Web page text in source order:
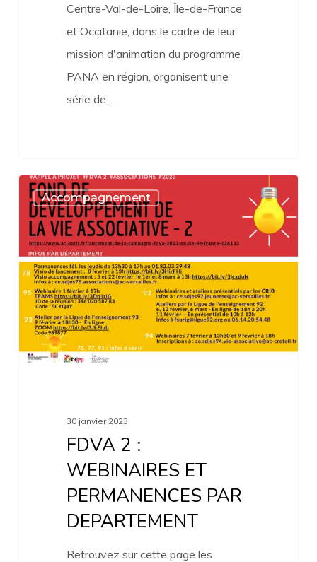
Centre-Val-de-Loire, Île-de-France
et Occitanie, dans le cadre de leur
mission d'animation du programme
PANA en région, organisent une
série de…
FDVA
WEBINAIRES
ET
PERMANENCES
PAR
DEPARTEMENT
Accompagnement
30 janvier 2023
FDVA 2 :
WEBINAIRES ET
PERMANENCES PAR
DEPARTEMENT
Retrouvez sur cette page les